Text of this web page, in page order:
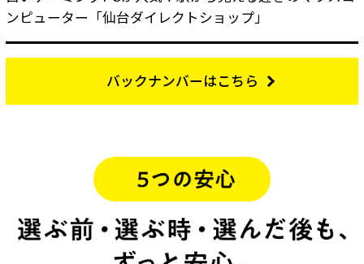
ンピューター「仙台ダイレクトショップ」
バックナンバーはこちら